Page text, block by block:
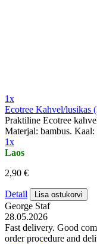
1x
Ecotree Kahvel/lusikas
Praktiline Ecotree
Materjal: bambus.
1x
Laos
2,90 €
Detail Lisa ostukorvi
George Staf
28.05.2026
Fast delivery. Good
order procedure and